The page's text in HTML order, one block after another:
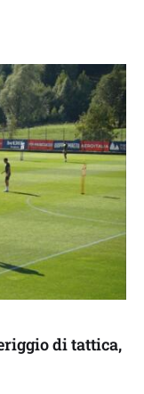
di tattica,